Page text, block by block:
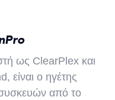
ως ClearPlex και
είναι ο ηγέτης
από το